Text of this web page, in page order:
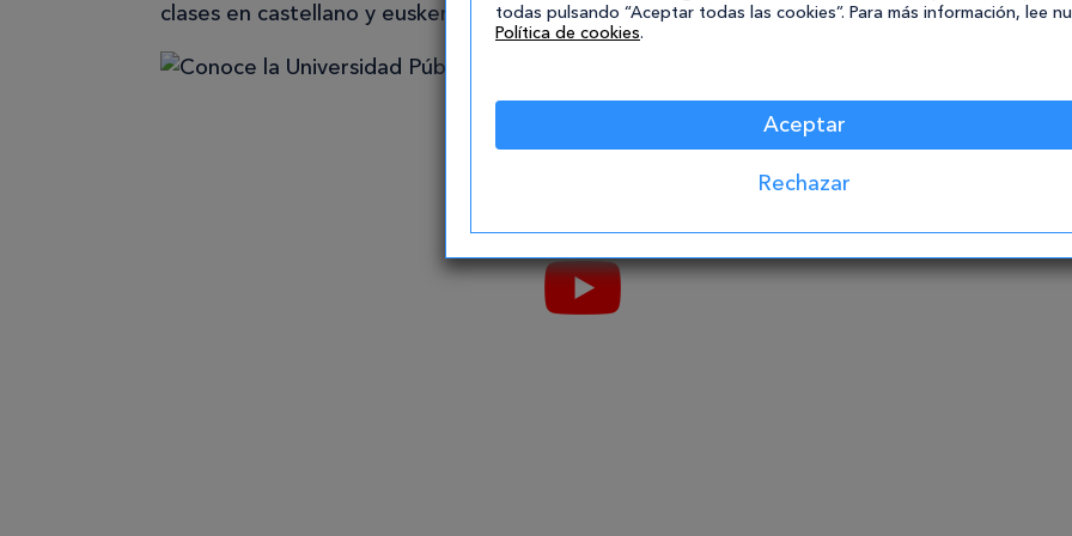
clases en castellano y euskera.
todas pulsando “Aceptar todas las cookies”. Para más información, lee
Política de cookies.
Aceptar
Rechazar